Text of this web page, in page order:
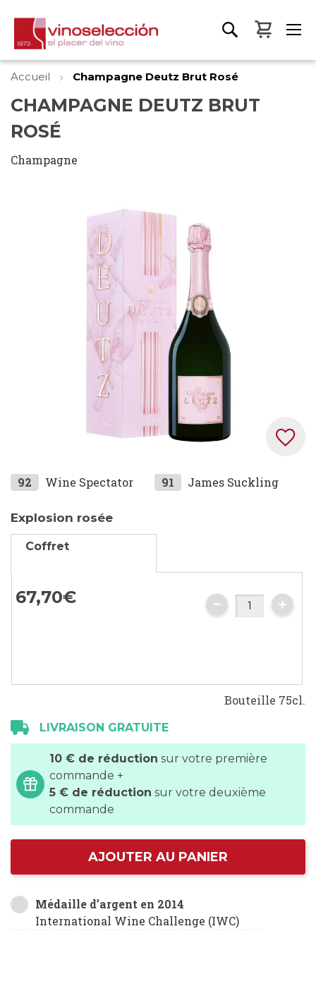
Mon
Accueil Champagne Deutz Brut Rosé
CHAMPAGNE DEUTZ BRUT
ROSÉ
Champagne
Skip
the
beginning
gallery
92 Wine Spectator 91 James Suckling
Explosion rosée
Coffret
67,70€
Bouteille 75cl.
LIVRAISON GRATUITE
10 € de réduction sur votre première
commande +
5 € de réduction sur votre deuxième
commande
AJOUTER AU PANIER
Médaille d’argent en 2014
International Wine Challenge (IWC)